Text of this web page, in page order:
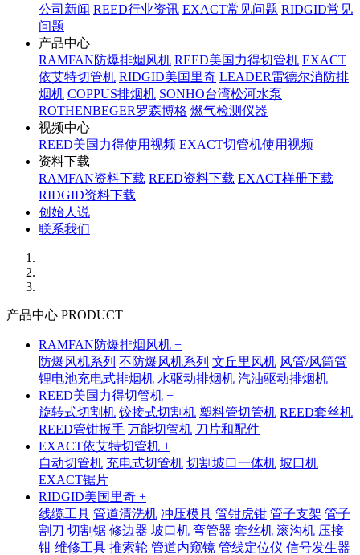
公司新闻 REED行业资讯 EXACT常见问题 RIDGID常见
问题
产品中心
RAMFAN防爆排烟风机 REED美国力得切管机 EXACT
依艾特切管机 RIDGID美国里奇 LEADER雷德尔消防排
烟机 COPPUS排烟机 SONHO台湾松河水泵
ROTHENBEGER罗森博格 燃气检测仪器
视频中心
REED美国力得使用视频 EXACT切管机使用视频
资料下载
RAMFAN资料下载 REED资料下载 EXACT样册下载
RIDGID资料下载
创始人说
联系我们
产品中心 PRODUCT
RAMFAN防爆排烟风机 +
防爆风机系列 不防爆风机系列 文丘里风机 风管/风筒管
锂电池充电式排烟机 水驱动排烟机 汽油驱动排烟机
REED美国力得切管机 +
旋转式切割机 铰接式切割机 塑料管切管机 REED套丝机
REED管钳扳手 万能切管机 刀片和配件
EXACT依艾特切管机 +
自动切管机 充电式切管机 切割坡口一体机 坡口机
EXACT锯片
RIDGID美国里奇 +
线缆工具 管道清洗机 冲压模具 管钳虎钳 管子支架 管子
割刀 切割锯 修边器 坡口机 弯管器 套丝机 滚沟机 压接
钳 维修工具 推索轮 管道内窥镜 管线定位仪 信号发生器